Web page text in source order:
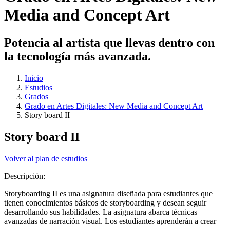
Media and Concept Art
Potencia al artista que llevas dentro con
la tecnología más avanzada.
Inicio
Estudios
Grados
Grado en Artes Digitales: New Media and Concept Art
Story board II
Story board II
Volver al plan de estudios
Descripción:
Storyboarding II es una asignatura diseñada para estudiantes que
tienen conocimientos básicos de storyboarding y desean seguir
desarrollando sus habilidades. La asignatura abarca técnicas
avanzadas de narración visual. Los estudiantes aprenderán a crear